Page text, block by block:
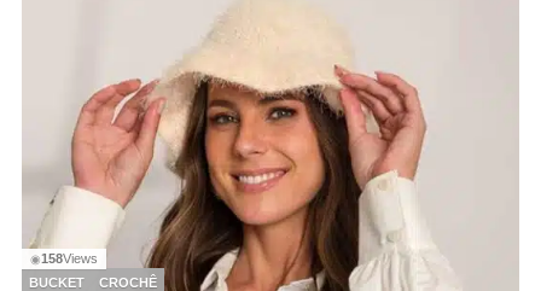
◉158Views
BUCKET
CROCHÊ